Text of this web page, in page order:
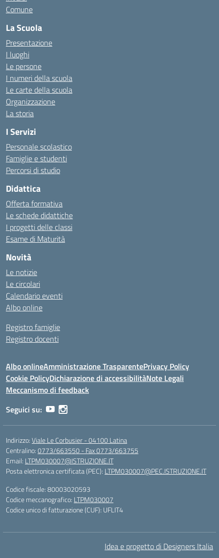
Comune
La Scuola
Presentazione
I luoghi
Le persone
I numeri della scuola
Le carte della scuola
Organizzazione
La storia
I Servizi
Personale scolastico
Famiglie e studenti
Percorsi di studio
Didattica
Offerta formativa
Le schede didattiche
I progetti delle classi
Esame di Maturità
Novità
Le notizie
Le circolari
Calendario eventi
Albo online
Registro famiglie
Registro docenti
Albo onlineAmministrazione TrasparentePrivacy Policy
Cookie PolicyDichiarazione di accessibilitàNote Legali
Meccanismo di feedback
Seguici su:
Indirizzo:Viale Le Corbusier - 04100 Latina
Centralino:0773/663550 - Fax 0773/663755
Email: LTPM030007@ISTRUZIONE.IT
Posta elettronica certificata (PEC): LTPM030007@PEC.ISTRUZIONE.IT
Codice fiscale: 80003020593
Codice meccanografico: LTPM030007
Codice unico di fatturazione (CUF): UFLIT4
Idea e progetto di Designers Italia